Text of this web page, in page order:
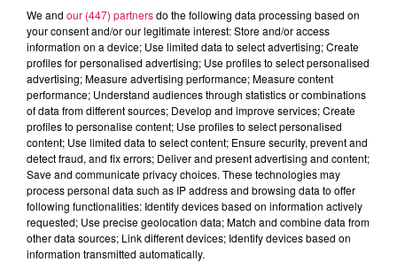
Les hits de Canal FM
12h17
12h17
ELLA LANGLEY
Choosin Texas
12h06
12h06
EROS RAMAZZOTTI
Una Storia Importante
12h02
12h02
Été Avec Toi
We and our (447) partnersdo the following data processing based on
your consent and/or our legitimate interest: Store and/or access
information on a device; Use limited data to select advertising; Create
profiles for personalised advertising; Use profiles to select personalised
advertising; Measure advertising performance; Measure content
performance; Understand audiences through statistics or combinations
of data from different sources; Develop and improve services; Create
profiles to personalise content; Use profiles to select personalised
content; Use limited data to select content; Ensure security, prevent and
detect fraud, and fix errors; Deliver and present advertising and content;
Save and communicate privacy choices. These technologies may
process personal data such as IP address and browsing data to offer
following functionalities: Identify devices based on information actively
requested; Use precise geolocation data; Match and combine data from
other data sources; Link different devices; Identify devices based on
information transmitted automatically.